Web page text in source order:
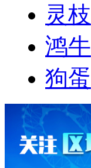
灵枝
鸿牛
狗蛋